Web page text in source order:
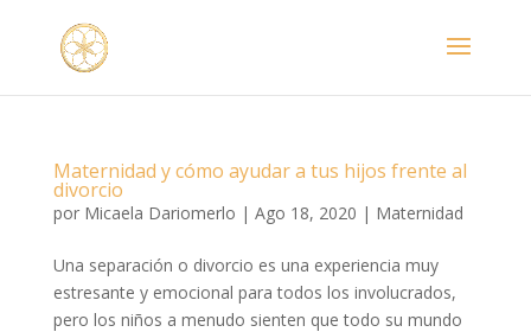
Maternidad y cómo ayudar a tus hijos frente al
divorcio
por Micaela Dariomerlo | Ago 18, 2020 | Maternidad
Una separación o divorcio es una experiencia muy
estresante y emocional para todos los involucrados,
pero los niños a menudo sienten que todo su mundo